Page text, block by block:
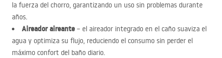
la fuerza del chorro, garantizando un uso sin problemas durante
años.
Aireador aireante – el aireador integrado en el caño suaviza el
agua y optimiza su flujo, reduciendo el consumo sin perder el
máximo confort del baño diario.